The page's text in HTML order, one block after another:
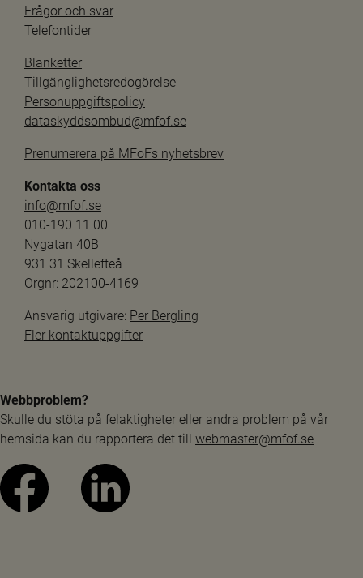
Frågor och svar
Telefontider
Blanketter
Tillgänglighetsredogörelse
Personuppgiftspolicy
dataskyddsombud@mfof.se
Prenumerera på MFoFs nyhetsbrev
Kontakta oss
info@mfof.se
010-190 11 00
Nygatan 40B
931 31 Skellefteå
Orgnr: 202100-4169
Ansvarig utgivare: Per Bergling
Fler kontaktuppgifter
Webbproblem?
Skulle du stöta på felaktigheter eller andra problem på vår
hemsida kan du rapportera det till webmaster@mfof.se